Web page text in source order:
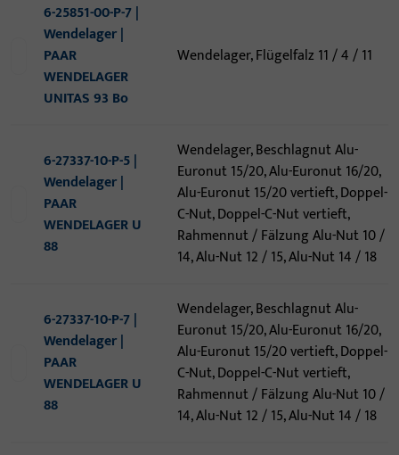
6-25851-00-P-7 |
Wendelager |
PAAR
WENDELAGER
UNITAS 93 Bo
Wendelager, Flügelfalz 11 / 4 / 11
6-27337-10-P-5 |
Wendelager |
PAAR
WENDELAGER U
88
Wendelager, Beschlagnut Alu-
Euronut 15/20, Alu-Euronut 16/20,
Alu-Euronut 15/20 vertieft, Doppel-
C-Nut, Doppel-C-Nut vertieft,
Rahmennut / Fälzung Alu-Nut 10 /
14, Alu-Nut 12 / 15, Alu-Nut 14 / 18
6-27337-10-P-7 |
Wendelager |
PAAR
WENDELAGER U
88
Wendelager, Beschlagnut Alu-
Euronut 15/20, Alu-Euronut 16/20,
Alu-Euronut 15/20 vertieft, Doppel-
C-Nut, Doppel-C-Nut vertieft,
Rahmennut / Fälzung Alu-Nut 10 /
14, Alu-Nut 12 / 15, Alu-Nut 14 / 18